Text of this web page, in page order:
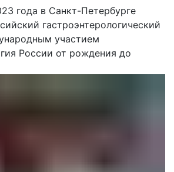
года в Санкт-Петербурге
гастроэнтерологический
участием
России от рождения до